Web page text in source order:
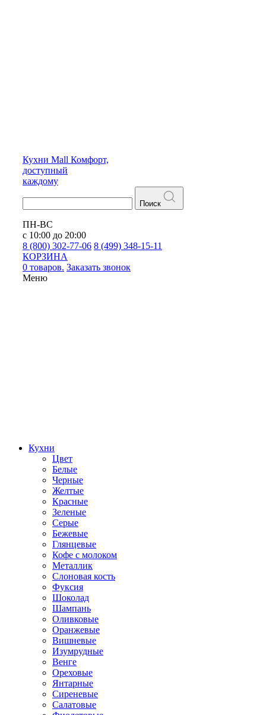
Кухни Mall Комфорт,
доступный
каждому
Поиск
ПН-ВС
с 10:00 до 20:00
8 (800) 302-77-06 8 (499) 348-15-11
КОРЗИНА
0 товаров. Заказать звонок
Меню
Кухни
Цвет
Белые
Черные
Желтые
Красные
Зеленые
Серые
Бежевые
Глянцевые
Кофе с молоком
Металлик
Слоновая кость
Фуксия
Шоколад
Шампань
Оливковые
Оранжевые
Вишневые
Изумрудные
Венге
Ореховые
Янтарные
Сиреневые
Салатовые